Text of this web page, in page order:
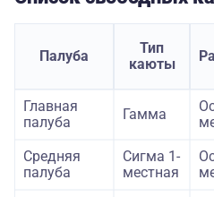
Палуба
Тип
каюты
Главная
палуба
Гамма
Средняя
палуба
Сигма 1-
местная